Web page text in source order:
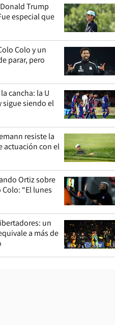
Trump
especial que
Colo y un
parar, pero
cancha: la U
sigue siendo el
resiste la
actuación con el
Ortiz sobre
“El lunes
un
a más de